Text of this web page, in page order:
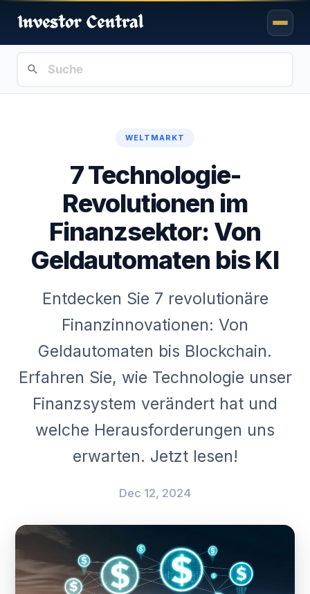
WELTMARKT
7 Technologie-
Revolutionen im
Finanzsektor: Von
Geldautomaten bis KI
Entdecken Sie 7 revolutionäre
Finanzinnovationen: Von
Geldautomaten bis Blockchain.
Erfahren Sie, wie Technologie unser
Finanzsystem verändert hat und
welche Herausforderungen uns
erwarten. Jetzt lesen!
Dec 12, 2024